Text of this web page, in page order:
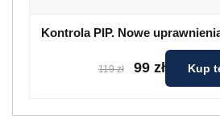
Kontrola PIP. Nowe
119 zł 99 zł Kup